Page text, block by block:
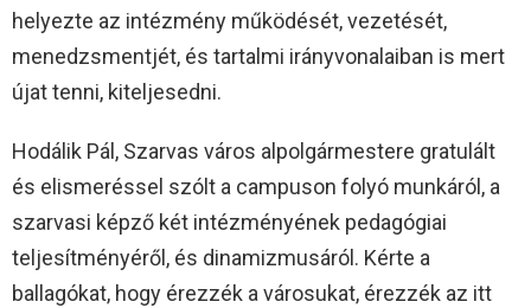
helyezte az intézmény működését, vezetését,
menedzsmentjét, és tartalmi irányvonalaiban is mert
újat tenni, kiteljesedni.
Hodálik Pál, Szarvas város alpolgármestere gratulált
és elismeréssel szólt a campuson folyó munkáról, a
szarvasi képző két intézményének pedagógiai
teljesítményéről, és dinamizmusáról. Kérte a
ballagókat, hogy érezzék a városukat, érezzék az itt